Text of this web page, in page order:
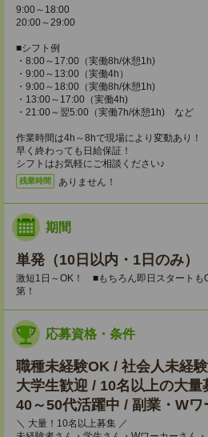
9:00～18:00
20:00～29:00
■シフト例
・8:00～17:00（実働8h/休憩1h)
・9:00～13:00（実働4h）
・9:00～18:00（実働8h/休憩1h)
・13:00～17:00（実働4h)
・21:00～翌5:00（実働7h/休憩1h) など
作業時間は4h～8hで現場により変動あり！
早く終わっても日給保証！
シフトはお気軽にご相談ください♪
残業時間 ありません！
期間
単発（10日以内・1日のみ）
激短1日～OK！ ■もちろん即日スタート
第！
応募資格・条件
職種未経験OK / 社会人未経
大学生歓迎 / 10名以上の大
40～50代活躍中 / 副業・Wワ
＼ 大量！10名以上募集 ／